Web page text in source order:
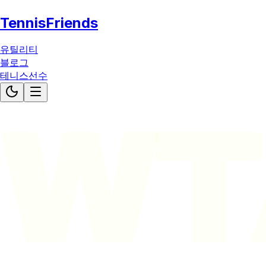
TennisFriends
유틸리티
블로그
테니스선수